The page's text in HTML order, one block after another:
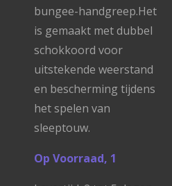
bungee-handgreep.Het
is gemaakt met dubbel
schokkoord voor
uitstekende weerstand
en bescherming tijdens
het spelen van
sleeptouw.
Op Voorraad, 1